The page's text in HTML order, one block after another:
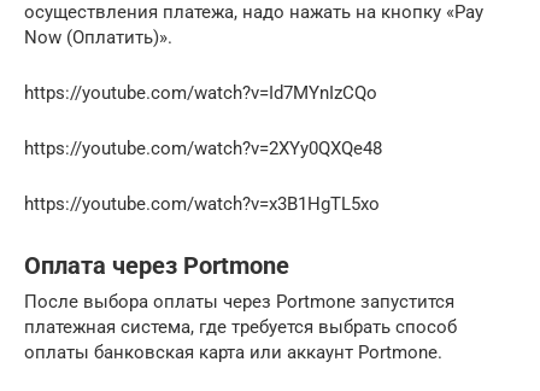
осуществления платежа, надо нажать на кнопку «Pay
Now (Оплатить)».
https://youtube.com/watch?v=Id7MYnIzCQo
https://youtube.com/watch?v=2XYy0QXQe48
https://youtube.com/watch?v=x3B1HgTL5xo
Оплата через Portmone
После выбора оплаты через Portmone запустится
платежная система, где требуется выбрать способ
оплаты банковская карта или аккаунт Portmone.